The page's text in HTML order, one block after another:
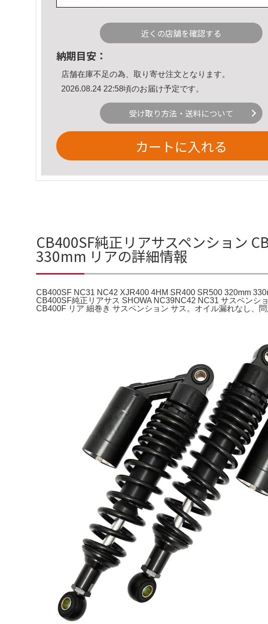
近くの店舗を確認する
納期目安：
店舗在庫不足の為、取り寄せ注文となります。
2026.08.24 22:58頃のお届け予定です。
受け取り方法・送料について
カートに入れる
CB400SF純正リアサスペンション
330mm リアの詳細情報
CB400SF NC31 NC42 XJR400 4HM SR400 SR500 320mm
CB400SF純正リアサス SHOWA NC39NC42 NC31 サスペン
CB400F リア 細巻き サスペンション サス。オイル漏れなし、